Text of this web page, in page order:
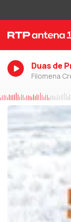
Duas de
Filomena